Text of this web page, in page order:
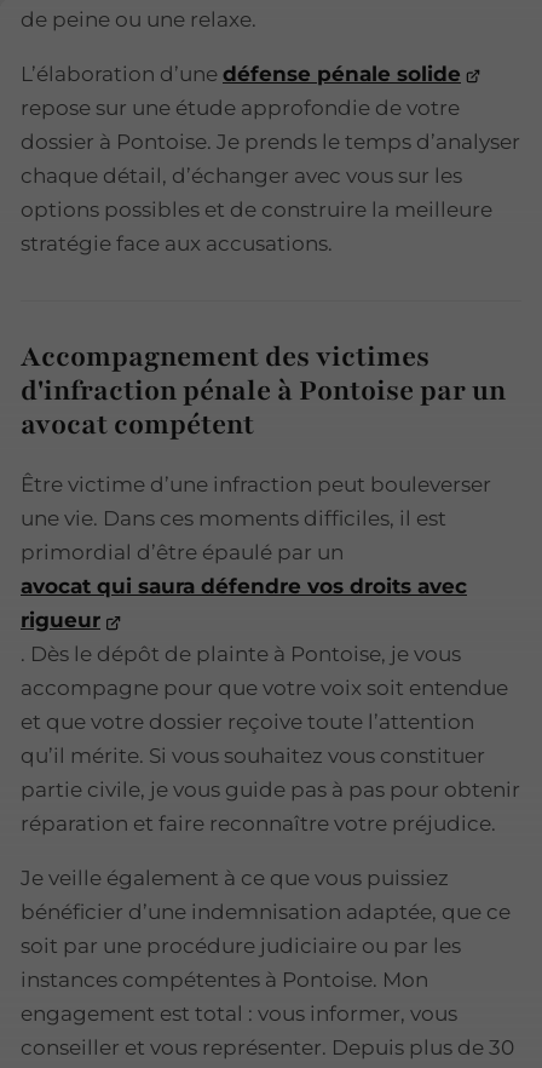
de peine ou une relaxe.
L’élaboration d’une défense pénale solide
repose sur une étude approfondie de votre
dossier à Pontoise. Je prends le temps d’analyser
chaque détail, d’échanger avec vous sur les
options possibles et de construire la meilleure
stratégie face aux accusations.
Accompagnement des victimes
d'infraction pénale à Pontoise par un
avocat compétent
Être victime d’une infraction peut bouleverser
une vie. Dans ces moments difficiles, il est
primordial d’être épaulé par un
avocat qui saura défendre vos droits avec
rigueur
. Dès le dépôt de plainte à Pontoise, je vous
accompagne pour que votre voix soit entendue
et que votre dossier reçoive toute l’attention
qu’il mérite. Si vous souhaitez vous constituer
partie civile, je vous guide pas à pas pour obtenir
réparation et faire reconnaître votre préjudice.
Je veille également à ce que vous puissiez
bénéficier d’une indemnisation adaptée, que ce
soit par une procédure judiciaire ou par les
instances compétentes à Pontoise. Mon
engagement est total : vous informer, vous
conseiller et vous représenter. Depuis plus de 30